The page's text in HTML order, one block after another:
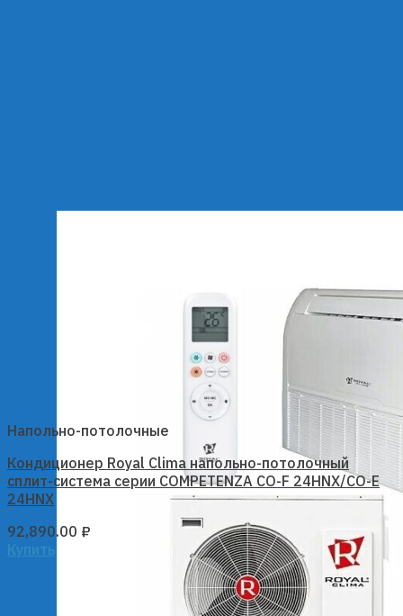
Напольно-потолочные
Кондиционер Royal Clima напольно-потолочный
сплит-система серии COMPETENZA CO-F 24HNX/CO-E
24HNX
92,890.00 ₽
Купить